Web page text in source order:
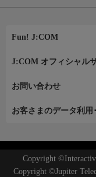
Fun! J:COM
J:COM オフィシャル
お問い合わせ
お客さまのデータ利用
Copyright
Copyright ©Jupiter